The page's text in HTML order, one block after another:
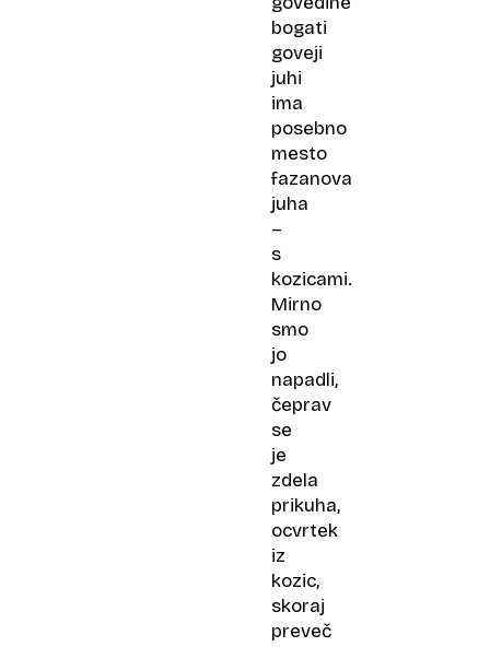
bogati
goveji
juhi
ima
posebno
mesto
fazanova
juha
–
s
kozicami.
Mirno
smo
jo
napadli,
čeprav
se
je
zdela
prikuha,
ocvrtek
iz
kozic,
skoraj
preveč